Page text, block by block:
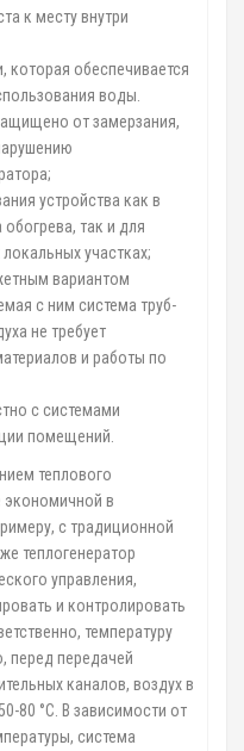
к месту внутри
которая обеспечивается
воды.
от замерзания,
устройства как в
так и для
участках;
вариантом
с ним система труб-
не требует
и работы по
с системами
помещений.
теплового
экономичной в
с традиционной
теплогенератор
управления,
и контролировать
температуру
перед передачей
каналов, воздух в
80 °С. В зависимости от
система